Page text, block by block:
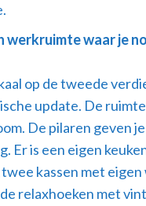
werkruimte waar je
op de tweede
update. De
De pilaren geven
Er is een eigen
kassen met
relaxhoeken met